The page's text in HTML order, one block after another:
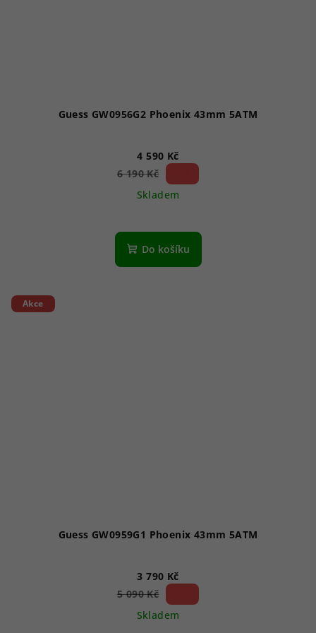
Guess GW0956G2 Phoenix 43mm 5ATM
4 590 Kč
6 190 Kč
Skladem
Do košíku
Akce
Guess GW0959G1 Phoenix 43mm 5ATM
3 790 Kč
5 090 Kč
Skladem